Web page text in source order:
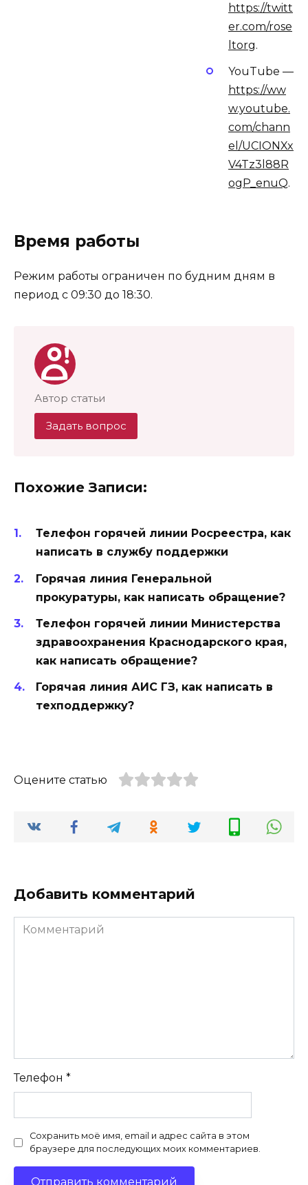
https://twitt
er.com/rose
ltorg.
YouTube —
https://ww
w.youtube.
com/chann
el/UCIONXx
V4Tz3l88R
ogP_enuQ.
Время работы
Режим работы ограничен по будним дням в
период с 09:30 до 18:30.
Автор статьи
Задать вопрос
Похожие Записи:
Телефон горячей линии Росреестра, как
написать в службу поддержки
Горячая линия Генеральной
прокуратуры, как написать обращение?
Телефон горячей линии Министерства
здравоохранения Краснодарского края,
как написать обращение?
Горячая линия АИС ГЗ, как написать в
техподдержку?
Оцените статью
Добавить комментарий
Комментарий
Телефон *
Сохранить моё имя, email и адрес сайта в этом
браузере для последующих моих комментариев.